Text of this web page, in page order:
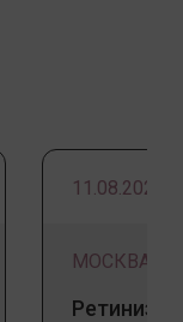
11.08.2026
МОСКВА